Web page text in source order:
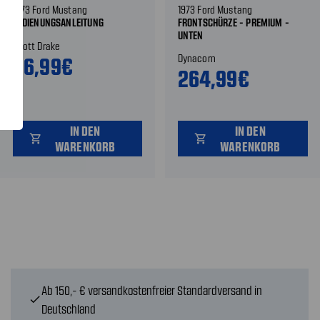
1973 Ford Mustang
BEDIENUNGSANLEITUNG
Scott Drake
26,99€
shopping_cart
IN DEN
WARENKORB
1973 Ford Mustang
FRONTSCHÜRZE - PREMIUM -
UNTEN
Dynacorn
264,99€
shopping_cart
IN DEN
WARENKORB
check
Ab 150,- € versandkostenfreier Standardversand in
Deutschland